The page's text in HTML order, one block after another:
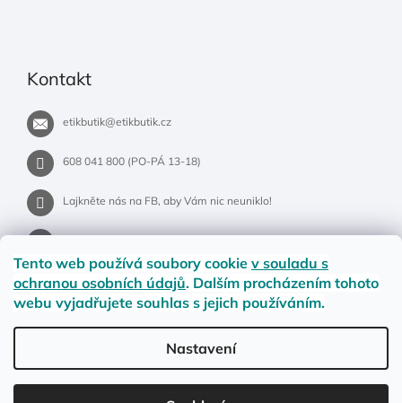
Tento web používá soubory cookie v souladu s
ochranou osobních údajů. Dalším procházením tohoto
webu vyjadřujete souhlas s jejich používáním.
Nastavení
Kontakt
etikbutik@etikbutik.cz
608 041 800 (PO-PÁ 13-18)
Lajkněte nás na FB, aby Vám nic neuniklo!
Jak na vrácení nebo reklamaci?
Obchodní podmínky Ochrana osobních údajů